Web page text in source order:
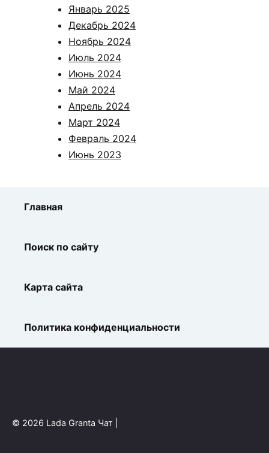
Январь 2025
Декабрь 2024
Ноябрь 2024
Июль 2024
Июнь 2024
Май 2024
Апрель 2024
Март 2024
Февраль 2024
Июнь 2023
Главная
Поиск по сайту
Карта сайта
Политика конфиденциальности
© 2026 Lada Granta Чат |